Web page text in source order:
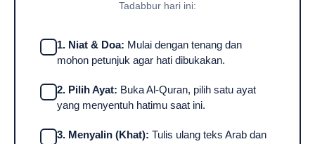
Tadabbur hari ini:
1. Niat & Doa: Mulai dengan tenang dan
mohon petunjuk agar hati dibukakan.
2. Pilih Ayat: Buka Al-Quran, pilih satu ayat
yang menyentuh hatimu saat ini.
3. Menyalin (Khat): Tulis ulang teks Arab dan